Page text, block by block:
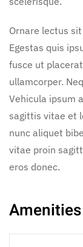
Ornare lectus
Egestas quis
fusce ut
ullamcorper.
Vehicula ipsum
sagittis vitae et
nunc aliquet
vitae proin
eros donec.
Amenities